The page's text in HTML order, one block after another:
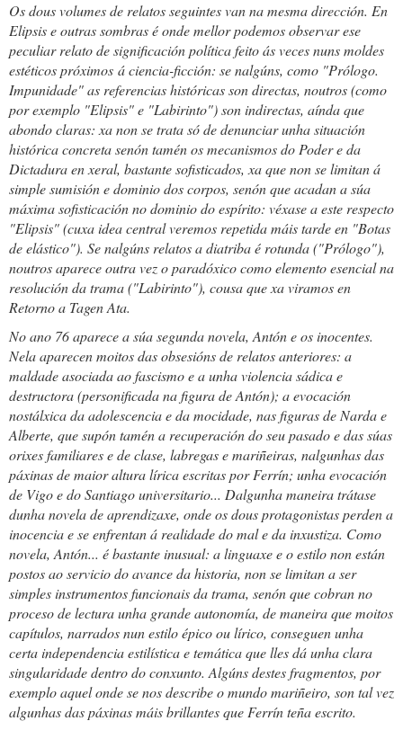
Os dous volumes de relatos seguintes van na mesma dirección. En
Elipsis e outras sombrasé onde mellor podemos observar ese
peculiar relato de significación política feito ás veces nuns moldes
estéticos próximos á ciencia-ficción: se nalgúns, como "Prólogo.
Impunidade" as referencias históricas son directas, noutros (como
por exemplo "Elipsis" e "Labirinto") son indirectas, aínda que
abondo claras: xa non se trata só de denunciar unha situación
histórica concreta senón tamén os mecanismos do Poder e da
Dictadura en xeral, bastante sofisticados, xa que non se limitan á
simple sumisión e dominio dos corpos, senón que acadan a súa
máxima sofisticación no dominio do espírito: véxase a este respecto
"Elipsis" (cuxa idea central veremos repetida máis tarde en "Botas
de elástico"). Se nalgúns relatos a diatriba é rotunda ("Prólogo"),
noutros aparece outra vez o paradóxico como elemento esencial na
resolución da trama ("Labirinto"), cousa que xa viramos en
Retorno a Tagen Ata.
No ano 76 aparece a súa segunda novela, Antón e os inocentes.
Nela aparecen moitos das obsesións de relatos anteriores: a
maldade asociada ao fascismo e a unha violencia sádica e
destructora (personificada na figura de Antón); a evocación
nostálxica da adolescencia e da mocidade, nas figuras de Narda e
Alberte, que supón tamén a recuperación do seu pasado e das súas
orixes familiares e de clase, labregas e mariñeiras, nalgunhas das
páxinas de maior altura lírica escritas por Ferrín; unha evocación
de Vigo e do Santiago universitario... Dalgunha maneira trátase
dunha novela de aprendizaxe, onde os dous protagonistas perden a
inocencia e se enfrentan á realidade do mal e da inxustiza. Como
novela, Antón... é bastante inusual: a linguaxe e o estilo non están
postos ao servicio do avance da historia, non se limitan a ser
simples instrumentos funcionais da trama, senón que cobran no
proceso de lectura unha grande autonomía, de maneira que moitos
capítulos, narrados nun estilo épico ou lírico, conseguen unha
certa independencia estilística e temática que lles dá unha clara
singularidade dentro do conxunto. Algúns destes fragmentos, por
exemplo aquel onde se nos describe o mundo mariñeiro, son tal vez
algunhas das páxinas máis brillantes que Ferrín teña escrito.